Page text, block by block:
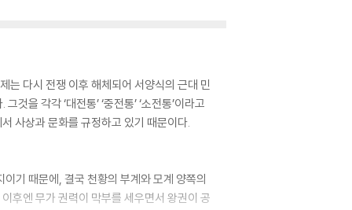
는 다시 전쟁 이후 해체되어 서양식의 근대 민
것을 각각 ‘대전통’ ‘중전통’ ‘소전통’이라고
사상과 문화를 규정하고 있기 때문이다.
기 때문에, 결국 천황의 부계와 모계 양쪽의
후엔 무가 권력이 막부를 세우면서 왕권이 공